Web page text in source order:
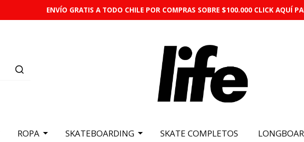
ENVÍO GRATIS A TODO CHILE POR COMPRAS SOBRE $100.000 CLICK AQUÍ
ROPA SKATEBOARDING SKATE COMPLETOS